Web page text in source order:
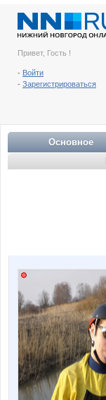
Привет, Гость !
- Войти
- Зарегистрироваться
Основное